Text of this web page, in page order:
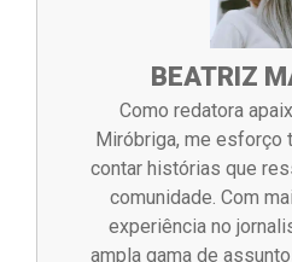
BEATRIZ
Como redatora
Miróbriga, me esforço
contar histórias que
comunidade. Com
experiência no
ampla gama de